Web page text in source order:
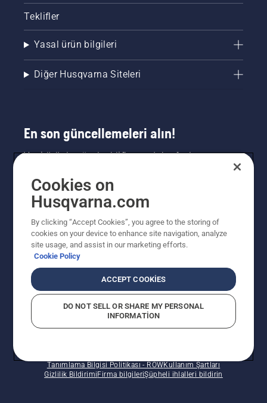
Teklifler
Yasal ürün bilgileri
Diğer Husqvarna Siteleri
En son güncellemeleri alın!
Yeni ürünler, özel teklifler ve daha fazlası
buradan kaydolun.
Tanımlama Bilgisi Politikası - ROWKullanım Şartları
Gizlilik Bildirimi Firma bilgileriŞüpheli ihlalleri bildirin
Cookies on
Husqvarna.com
By clicking “Accept Cookies”, you agree to the storing of
cookies on your device to enhance site navigation, analyze
site usage, and assist in our marketing efforts.
Cookie Policy
ACCEPT COOKIES
DO NOT SELL OR SHARE MY PERSONAL
INFORMATION